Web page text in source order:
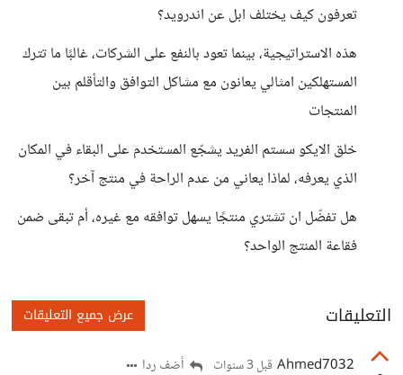
تعرفون كيف يختلف ابل عن اندرويد؟
هذه الاستراتيجية، بينما تعود بالنفع على الشركات، غالبًا ما تترك
المستهلكين امثالي يعانون مع مشاكل التوافق والتأقلم بين
المنتجات
خلق الايكو سستم الفريد يشجّع المستخدم على البقاء في المكان
الذي يعرفه، لماذا يعاني من عدم الراحة في منتج آخر؟
هل تفضّل ان تشتري منتجًا يسهل توافقه مع غيره، أم تبقى ضمن
فقاعة المنتج الواحد؟
التعليقات عرض جميع التعليقات
Ahmed7032 قبل 3 سنوات أضف ردا